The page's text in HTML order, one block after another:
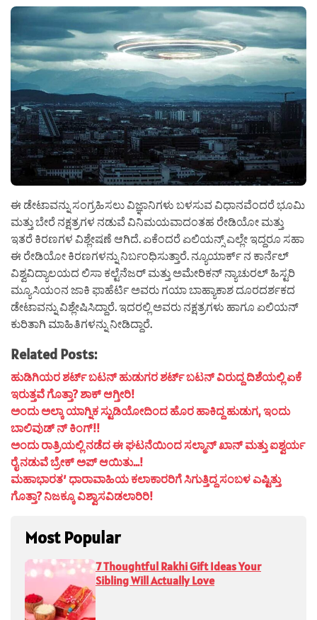
ಈ ಡೇಟಾವನ್ನು ಸಂಗ್ರಹಿಸಲು ವಿಜ್ಞಾನಿಗಳು ಬಳಸುವ ವಿಧಾನವೆಂದರೆ ಭೂಮಿ
ಮತ್ತು ಬೇರೆ ನಕ್ಷತ್ರಗಳ ನಡುವೆ ವಿನಿಮಯವಾದಂತಹ ರೇಡಿಯೋ ಮತ್ತು
ಇತರೆ ಕಿರಣಗಳ ವಿಶ್ಲೇಷಣೆ ಆಗಿದೆ. ಏಕೆಂದರೆ ಏಲಿಯನ್ಸ್ ಎಲ್ಲೇ ಇದ್ದರೂ ಸಹಾ
ಈ ರೇಡಿಯೋ ಕಿರಣಗಳನ್ನು ನಿರ್ಬಂಧಿಸುತ್ತಾರೆ. ನ್ಯೂಯಾರ್ಕ್‌ ‌ನ ಕಾರ್ನೆಲ್
ವಿಶ್ವವಿದ್ಯಾಲಯದ ಲಿಸಾ ಕಲ್ಟೆನೆಜರ್ ಮತ್ತು ಅಮೇರಿಕನ್ ನ್ಯಾಚುರಲ್ ಹಿಸ್ಟರಿ
ಮ್ಯೂಸಿಯಂನ ಜಾಕಿ ಫಾಹೆರ್ಟಿ ಅವರು ಗಯಾ ಬಾಹ್ಯಾಕಾಶ ದೂರದರ್ಶಕದ
ಡೇಟಾವನ್ನು ವಿಶ್ಲೇಷಿಸಿದ್ದಾರೆ. ಇದರಲ್ಲಿ ಅವರು ನಕ್ಷತ್ರಗಳು ಹಾಗೂ ಏಲಿಯನ್
ಕುರಿತಾಗಿ ಮಾಹಿತಿಗಳನ್ನು ನೀಡಿದ್ದಾರೆ.
Related Posts:
ಹುಡಿಗಿಯರ ಶರ್ಟ್ ಬಟನ್ ಹುಡುಗರ ಶರ್ಟ್ ಬಟನ್ ವಿರುದ್ದ ದಿಶೆಯಲ್ಲಿ ಏಕೆ
ಇರುತ್ತವೆ ಗೊತ್ತಾ? ಶಾಕ್ ಆಗ್ತೀರಿ!
ಅಂದು ಅಲ್ಕಾ ಯಾಗ್ನಿಕ ಸ್ಟುಡಿಯೋದಿಂದ ಹೊರ ಹಾಕಿದ್ದ ಹುಡುಗ, ಇಂದು
ಬಾಲಿವುಡ್ ನ್ ಕಿಂಗ್!!
ಅಂದು ರಾತ್ರಿಯಲ್ಲಿ ನಡೆದ ಈ ಘಟನೆಯಿಂದ ಸಲ್ಮಾನ್ ಖಾನ್ ಮತ್ತು ಐಶ್ವರ್ಯ
ರೈ ನಡುವೆ ಬ್ರೇಕ್ ಅಪ್ ಆಯಿತು…!
ಮಹಾಭಾರತ’ ಧಾರಾವಾಹಿಯ ಕಲಾಕಾರರಿಗೆ ಸಿಗುತ್ತಿದ್ದ ಸಂಬಳ ಎಷ್ಟಿತ್ತು
ಗೊತ್ತಾ? ನಿಜಕ್ಕೂ ವಿಶ್ವಾಸವಿಡಲಾರಿರಿ!
Most Popular
7 Thoughtful Rakhi Gift Ideas Your
Sibling Will Actually Love